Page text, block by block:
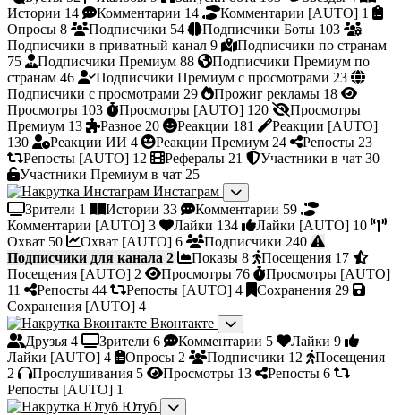
Истории 14 Комментарии 14 Комментарии [AUTO] 1
Опросы 8 Подписчики 54 Подписчики Боты 103
Подписчики в приватный канал 9
Подписчики по странам
75
Подписчики Премиум 88
Подписчики Премиум по
странам 46 Подписчики Премиум с просмотрами 23
Подписчики с просмотрами 29 Прожиг рекламы 18
Просмотры 103 Просмотры [AUTO] 120
Просмотры
Премиум 13 Разное 20 Реакции 181
Реакции [AUTO]
130
Реакции ИИ 4 Реакции Премиум 24 Репосты 23
Репосты [AUTO] 12 Рефералы 21 Участники в чат 30
Участники Премиум в чат 25
Инстаграм
Зрители 1 Истории 33 Комментарии 59
Комментарии [AUTO] 3 Лайки 134 Лайки [AUTO] 10
Охват 50 Охват [AUTO] 6 Подписчики 240
Подписчики для канала 2 Показы 8 Посещения 17
Посещения [AUTO] 2 Просмотры 76
Просмотры [AUTO]
11
Репосты 44 Репосты [AUTO] 4 Сохранения 29
Сохранения [AUTO] 4
Вконтакте
Друзья 4 Зрители 6 Комментарии 5 Лайки 9
Лайки [AUTO] 4 Опросы 2 Подписчики 12
Посещения
2
Прослушивания 5 Просмотры 13 Репосты 6
Репосты [AUTO] 1
Ютуб